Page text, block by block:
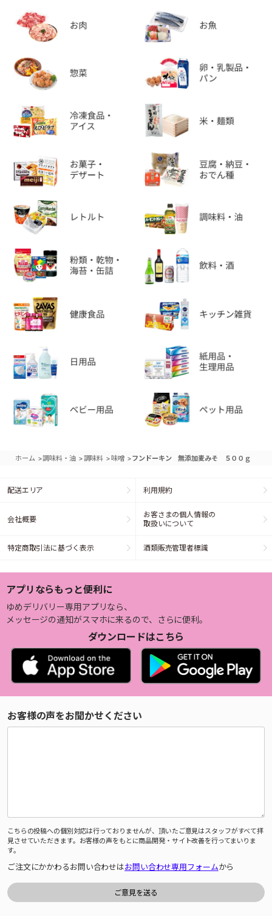
ホーム >調味料・油 >調味料 > 味噌 >フンドーキン 無添加麦みそ ５００ｇ
配送エリア 利用規約
会社概要
お客さまの個人情報の
取扱いについて
特定商取引法に基づく表示 酒類販売管理者標識
アプリならもっと便利に
ゆめデリバリー専用アプリなら、
メッセージの通知がスマホに来るので、さらに便利。
ダウンロードはこちら
お客様の声をお聞かせください
こちらの投稿への個別対応は行っておりませんが、頂いたご意見はスタッフがすべて拝
見させていただきます。お客様の声をもとに商品開発・サイト改善を行ってまいりま
す。
ご注文にかかわるお問い合わせはお問い合わせ専用フォームから